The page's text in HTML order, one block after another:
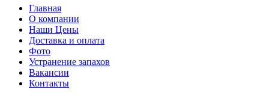
Главная
О компании
Наши Цены
Доставка и оплата
Фото
Устранение запахов
Вакансии
Контакты